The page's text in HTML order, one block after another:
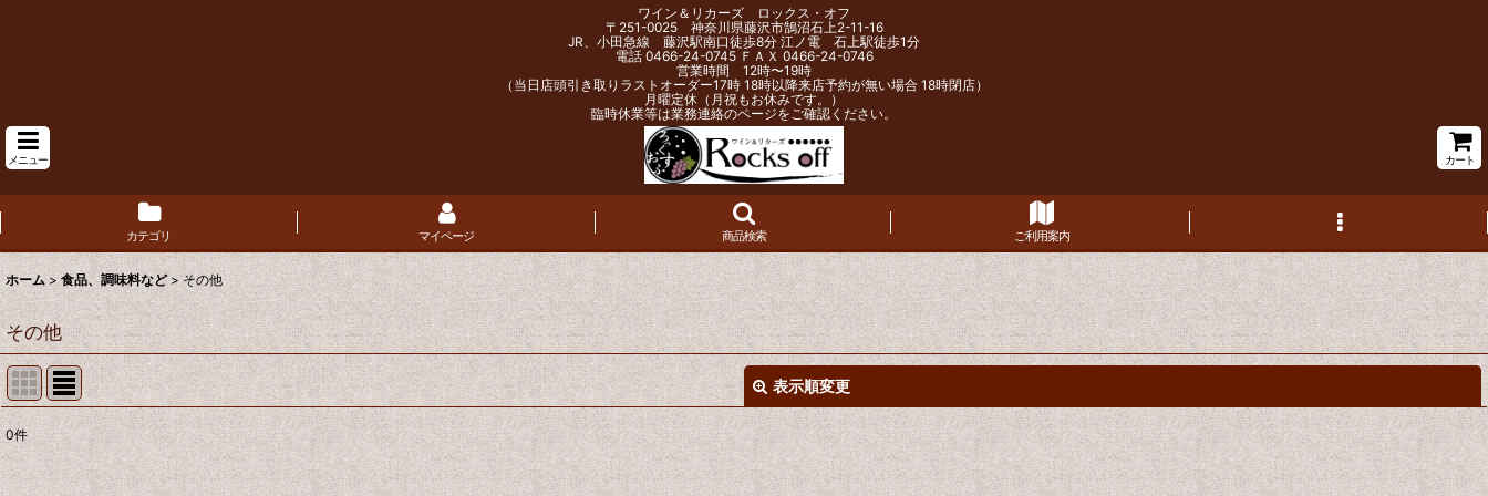
ワイン＆リカーズ ロックス・オフ
〒251-0025 神奈川県藤沢市鵠沼石上2-11-16
JR、小田急線 藤沢駅南口徒歩8分 江ノ電 石上駅徒歩1分
電話 0466-24-0745 ＦＡＸ 0466-24-0746
営業時間 12時〜19時
（当日店頭引き取りラストオーダー17時 18時以降来店予約が無い場合 18時閉店）
月曜定休（月祝もお休みです。）
臨時休業等は業務連絡のページをご確認ください。
メニュー カート
カテゴリ マイページ 商品検索 ご利用案内
ホーム > 食品、調味料など > その他
その他
表示順変更
表示数 :
0件